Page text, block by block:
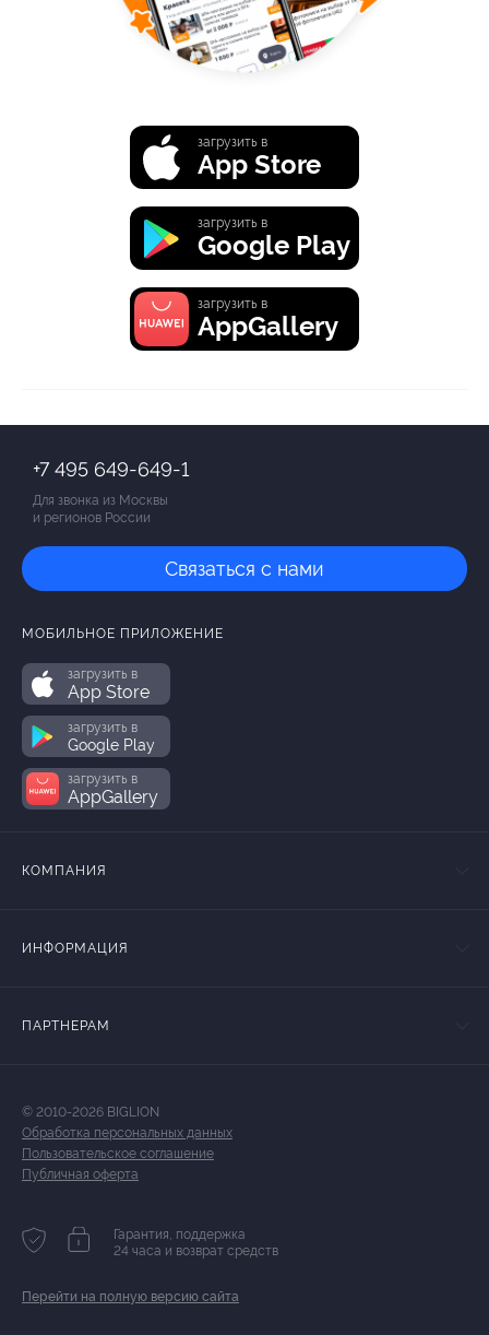
загрузить в
App Store
загрузить в
Google Play
загрузить в
AppGallery
+7 495 649-649-1
Для звонка из Москвы
и регионов России
Связаться с нами
МОБИЛЬНОЕ ПРИЛОЖЕНИЕ
загрузить в
App Store
загрузить в
Google Play
загрузить в
AppGallery
КОМПАНИЯ
ИНФОРМАЦИЯ
ПАРТНЕРАМ
© 2010-2026 BIGLION
Обработка персональных данных
Пользовательское соглашение
Публичная оферта
Гарантия, поддержка
24 часа и возврат средств
Перейти на полную версию сайта